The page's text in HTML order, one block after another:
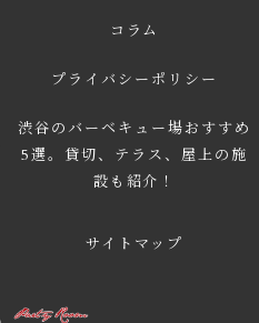
コラム
プライバシーポリシー
渋谷のバーベキュー場おすすめ
5選。貸切、テラス、屋上の施
設も紹介！
サイトマップ